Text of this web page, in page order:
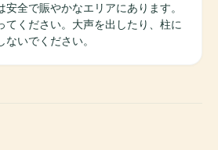
安全で賑やかなエリアにあります。
てください。大声を出したり、柱に
ないでください。